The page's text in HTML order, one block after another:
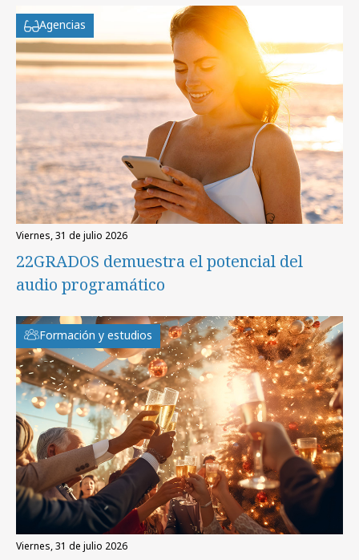
Agencias
viernes, 31 de julio 2026
22GRADOS demuestra el potencial del
audio programático
Formación y estudios
viernes, 31 de julio 2026